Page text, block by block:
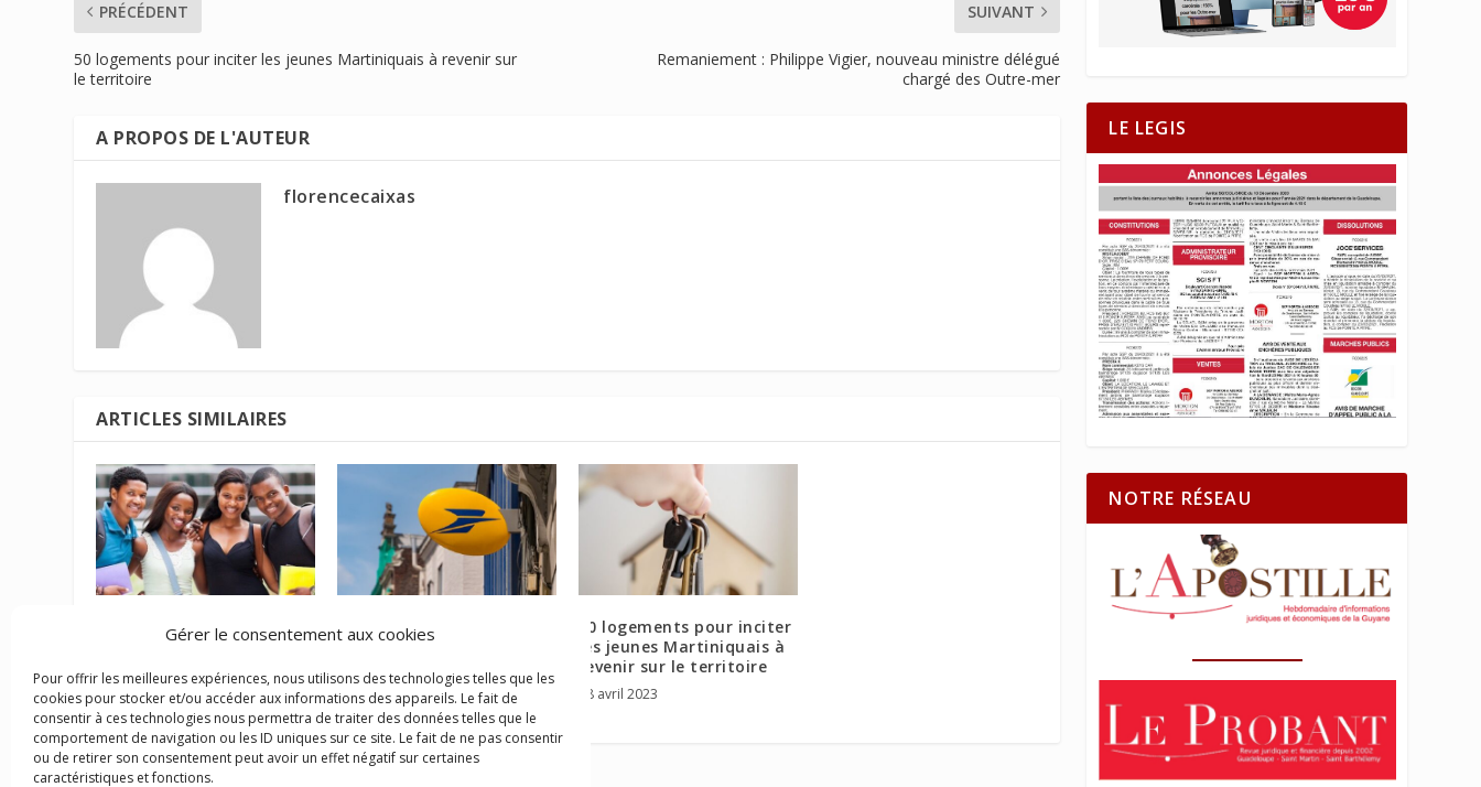
Gérer le consentement aux cookies
Pour offrir les meilleures expériences, nous utilisons des technologies telles que les
cookies pour stocker et/ou accéder aux informations des appareils. Le fait de
consentir à ces technologies nous permettra de traiter des données telles que le
comportement de navigation ou les ID uniques sur ce site. Le fait de ne pas consentir
ou de retirer son consentement peut avoir un effet négatif sur certaines
caractéristiques et fonctions.
PRÉCÉDENT
50 logements pour inciter les jeunes Martiniquais à revenir sur
le territoire
SUIVANT
Remaniement : Philippe Vigier, nouveau ministre délégué
chargé des Outre-mer
A PROPOS DE L'AUTEUR
florencecaixas
ARTICLES SIMILAIRES
Le REJI, nouveau dispositif
d’insertion pour
jeunes martiniquais»
11 avril 2023
Grève de la poste : les
syndicats contestent la
26 mai 2023
50 logements pour inciter
les jeunes Martiniquais à
revenir sur le territoire
28 avril 2023
LE LEGIS
NOTRE RÉSEAU